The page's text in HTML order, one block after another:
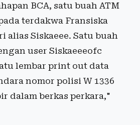
BCA, satu buah ATM
terdakwa Fransiska
alias Siskaeee. Satu buah
user Siskaeeeofc
lembar print out data
nomor polisi W 1336
dalam berkas perkara,"